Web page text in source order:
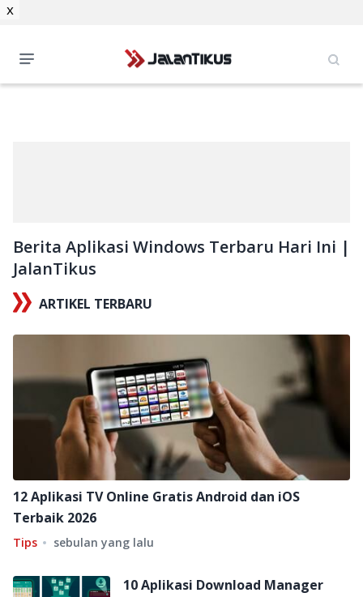
Berita Aplikasi Windows Terbaru Hari Ini |
JalanTikus
ARTIKEL TERBARU
12 Aplikasi TV Online Gratis Android dan iOS
Terbaik 2026
Tips sebulan yang lalu
10 Aplikasi Download Manager
x